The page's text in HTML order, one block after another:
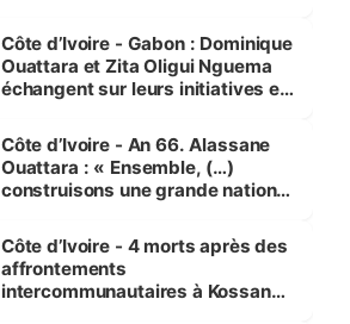
Côte d’Ivoire - Gabon : Dominique
Ouattara et Zita Oligui Nguema
échangent sur leurs initiatives en
enfants
Côte d’Ivoire - An 66. Alassane
Ouattara : « Ensemble, (…)
construisons une grande nation
générations futures »
Côte d’Ivoire - 4 morts après des
affrontements
intercommunautaires à Kossandji